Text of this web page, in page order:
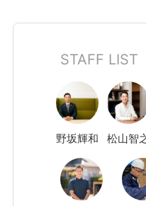
STAFF LIST
野坂輝和 松山智